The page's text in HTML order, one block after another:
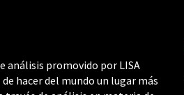
análisis promovido por LISA
hacer del mundo un lugar más